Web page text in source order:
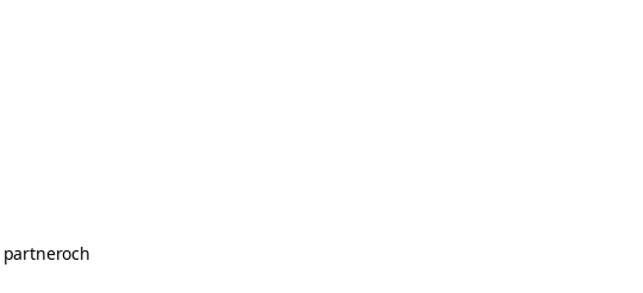
partneroch